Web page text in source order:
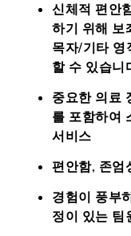
신체적 편안
하기 위해 보
목자/기타 영
할 수 있습니
중요한 의료
를 포함하여
서비스
편안함, 존엄
경험이 풍부
정이 있는 팀